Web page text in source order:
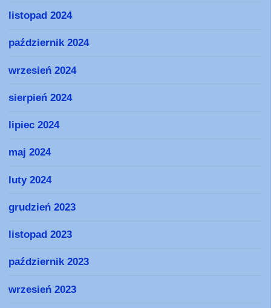
listopad 2024
październik 2024
wrzesień 2024
sierpień 2024
lipiec 2024
maj 2024
luty 2024
grudzień 2023
listopad 2023
październik 2023
wrzesień 2023